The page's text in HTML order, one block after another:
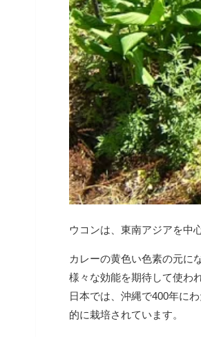
ウコンは、東南アジアを中
カレーの黄色い色素の元に
様々な効能を期待して使わ
日本では、沖縄で400年に
的に栽培されています。